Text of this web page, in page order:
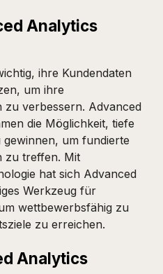
Analytics
ihre Kundendaten
um ihre
zu verbessern. Advanced
die Möglichkeit, tiefe
um fundierte
zu treffen. Mit
hat sich Advanced
Werkzeug für
wettbewerbsfähig zu
zu erreichen.
Analytics